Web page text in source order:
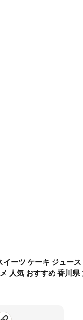
ーツ ケーキ ジュー
人気 おすすめ 香川県